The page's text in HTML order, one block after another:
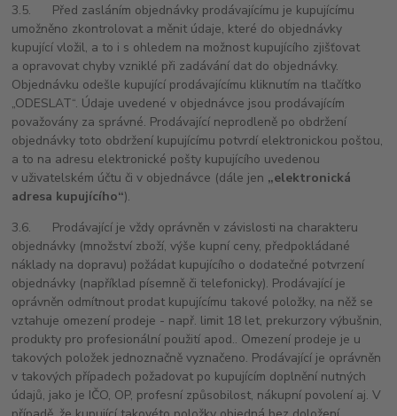
3.5. Před zasláním objednávky prodávajícímu je kupujícímu
umožněno zkontrolovat a měnit údaje, které do objednávky
kupující vložil, a to i s ohledem na možnost kupujícího zjišťovat
a opravovat chyby vzniklé při zadávání dat do objednávky.
Objednávku odešle kupující prodávajícímu kliknutím na tlačítko
„ODESLAT“. Údaje uvedené v objednávce jsou prodávajícím
považovány za správné. Prodávající neprodleně po obdržení
objednávky toto obdržení kupujícímu potvrdí elektronickou poštou,
a to na adresu elektronické pošty kupujícího uvedenou
v uživatelském účtu či v objednávce (dále jen „elektronická
adresa kupujícího“).
3.6. Prodávající je vždy oprávněn v závislosti na charakteru
objednávky (množství zboží, výše kupní ceny, předpokládané
náklady na dopravu) požádat kupujícího o dodatečné potvrzení
objednávky (například písemně či telefonicky). Prodávající je
oprávněn odmítnout prodat kupujícímu takové položky, na něž se
vztahuje omezení prodeje - např. limit 18 let, prekurzory výbušnin,
produkty pro profesionální použití apod.. Omezení prodeje je u
takových položek jednoznačně vyznačeno. Prodávající je oprávněn
v takových případech požadovat po kupujícím doplnění nutných
údajů, jako je IČO, OP, profesní způsobilost, nákupní povolení aj. V